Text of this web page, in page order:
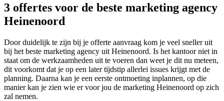
3 offertes voor de beste marketing agency
Heinenoord
Door duidelijk te zijn bij je offerte aanvraag kom je veel sneller uit
bij het beste marketing agency uit Heinenoord. Is het kantoor niet in
staat om de werkzaamheden uit te voeren dan weet je dit nu meteen,
dit voorkomt dat je op een later tijdstip allerlei issues krijgt met de
planning. Daarna kan je een eerste ontmoeting inplannen, op die
manier kan je zien wie er voor jou de marketing Heinenoord op zich
zal nemen.